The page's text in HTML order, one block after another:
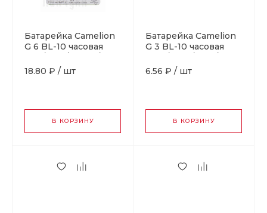
Батарейка Camelion
G 6 BL-10 часовая
(10 / 100 / 3600)
18.80 ₽ / шт
В КОРЗИНУ
Батарейка Camelion
G 3 BL-10 часовая
(10 / 100 / 3600)
6.56 ₽ / шт
В КОРЗИНУ